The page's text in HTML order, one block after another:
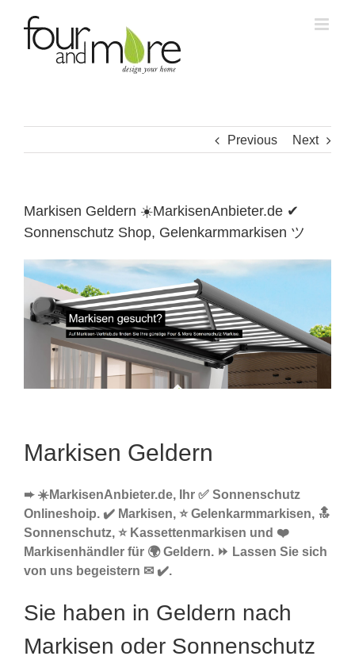
content
Previous Next
Markisen Geldern ☀️MarkisenAnbieter.de ✔
Sonnenschutz Shop, Gelenkarmmarkisen ツ
Markisen Geldern
➨ ☀️MarkisenAnbieter.de, Ihr ✅ Sonnenschutz
Onlineshoip. ✔️ Markisen, ⭐ Gelenkarmmarkisen, 🔝
Sonnenschutz, ⭐ Kassettenmarkisen und ❤️
Markisenhändler für 🌍 Geldern. ⏩ Lassen Sie sich
von uns begeistern ✉ ✔️.
Sie haben in Geldern nach
Markisen oder Sonnenschutz